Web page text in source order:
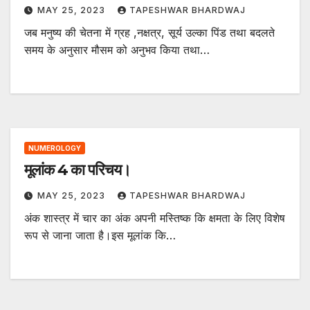
MAY 25, 2023 TAPESHWAR BHARDWAJ
जब मनुष्य की चेतना में ग्रह ,नक्षत्र, सूर्य उल्का पिंड तथा बदलते
समय के अनुसार मौसम को अनुभव किया तथा…
NUMEROLOGY
मूलांक 4 का परिचय।
MAY 25, 2023 TAPESHWAR BHARDWAJ
अंक शास्त्र में चार का अंक अपनी मस्तिष्क कि क्षमता के लिए विशेष
रूप से जाना जाता है।इस मूलांक कि…